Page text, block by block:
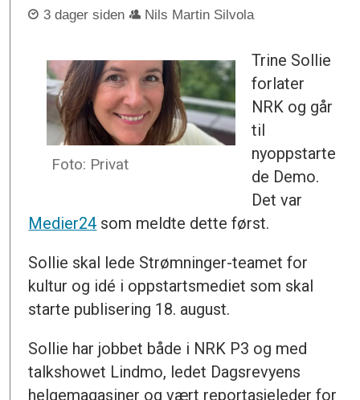
3 dager siden Nils Martin Silvola
Foto: Privat
Trine Sollie
forlater
NRK og går
til
nyoppstarte
de Demo.
Det var
Medier24 som meldte dette først.
Sollie skal lede Strømninger-teamet for
kultur og idé i oppstartsmediet som skal
starte publisering 18. august.
Sollie har jobbet både i NRK P3 og med
talkshowet Lindmo, ledet Dagsrevyens
helgemagasiner og vært reportasjeleder for